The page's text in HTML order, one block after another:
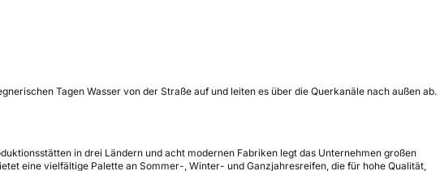
Tagen Wasser von der Straße auf und leiten es über die Querkanäle nach außen ab.
in drei Ländern und acht modernen Fabriken legt das Unternehmen großen
eine vielfältige Palette an Sommer-, Winter- und Ganzjahresreifen, die für hohe Qualität,